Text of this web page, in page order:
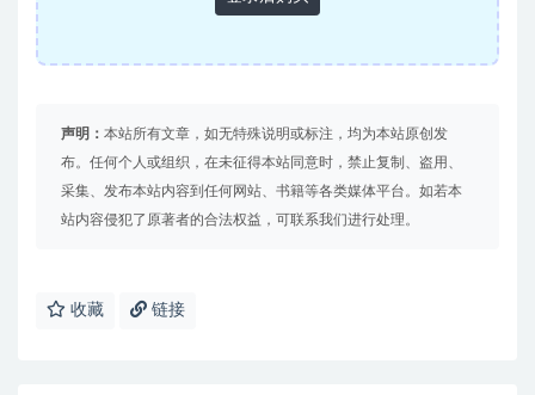
声明： 本站所有文章，如无特殊说明或标注，均为本站原创发
布。任何个人或组织，在未征得本站同意时，禁止复制、盗用、
采集、发布本站内容到任何网站、书籍等各类媒体平台。如若本
站内容侵犯了原著者的合法权益，可联系我们进行处理。
收藏 链接